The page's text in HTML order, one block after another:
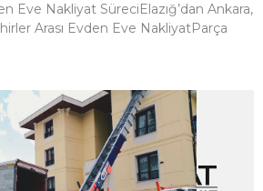
Eve Nakliyat SüreciElazığ’dan Ankara,
Arası Evden Eve NakliyatParça